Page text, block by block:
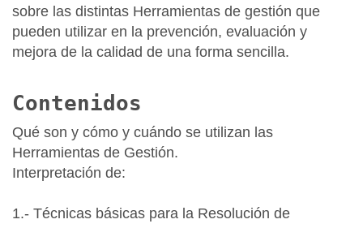
sobre las distintas Herramientas de gestión que
pueden utilizar en la prevención, evaluación y
mejora de la calidad de una forma sencilla.
Contenidos
Qué son y cómo y cuándo se utilizan las
Herramientas de Gestión.
Interpretación de:
1.- Técnicas básicas para la Resolución de